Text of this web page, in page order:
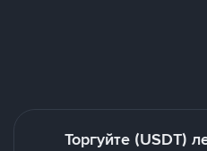
Торгуйте (USDT)